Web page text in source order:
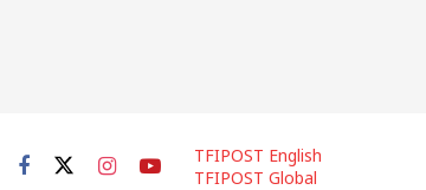
TFIPOST English
TFIPOST Global